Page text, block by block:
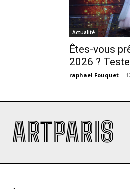
Actualité
Êtes-vous
2026 ?
raphael Fouquet -
ARTPARIS